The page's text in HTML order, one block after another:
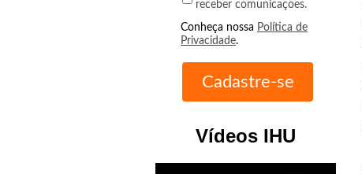
receber comunicações.
Conheça nossa Política de
Privacidade.
Vídeos IHU